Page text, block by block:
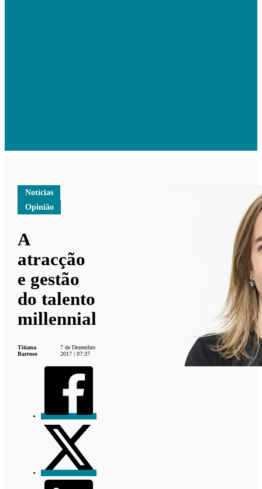
Notícias
Opinião
A
atracção
e gestão
do talento
millennial
Titiana
Barroso
7 de Dezembro
2017 | 07:37